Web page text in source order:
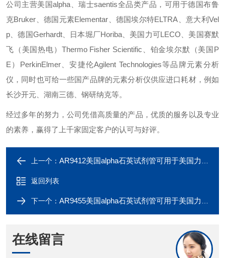
公司主营美国alpha、瑞士saentis全品类产品，可用于德国布鲁
克Bruker、德国元素Elementar、德国埃尔特ELTRA、意大利Vel
p、德国Gerhardt、日本堀厂Horiba、美国力可LECO、美国赛默
飞（美国热电）Thermo Fisher Scientific、铂金埃尔默（美国P
E）PerkinElmer、安捷伦Agilent Technologies等品牌元素分析
仪，同时也可给一些国产品牌的元素分析仪供应进口耗材，例如
长沙开元、湖南三德、钢研纳克等。
经过多年的努力，公司凭借高质量的产品，优质的服务以及专业
的素养，赢得了上千家固定客户的认可与好评。
上一个： AR9412美国alpha石英试剂管可用于美国力可leco
返回列表
下一个： AR9455美国alpha石英试剂管可用于美国力可leco
在线留言